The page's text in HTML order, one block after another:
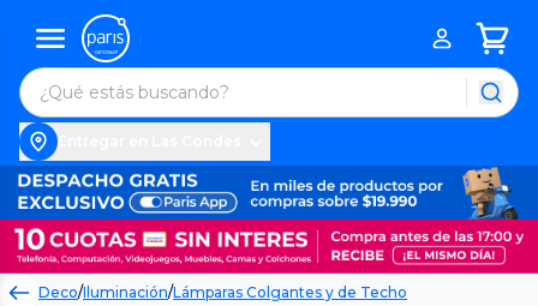
Deco/Iluminación/Lámparas Colgantes y de Techo